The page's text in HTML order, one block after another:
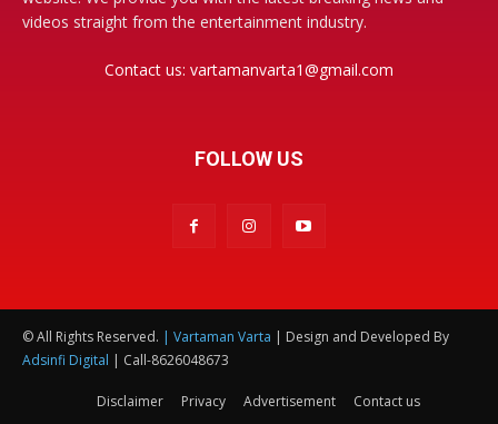
videos straight from the entertainment industry.
Contact us: vartamanvarta1@gmail.com
FOLLOW US
© All Rights Reserved. | Vartaman Varta | Design and Developed By
Adsinfi Digital | Call-8626048673
Disclaimer Privacy Advertisement Contact us